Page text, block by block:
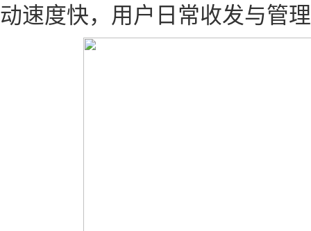
动速度快，用户日常收发与管